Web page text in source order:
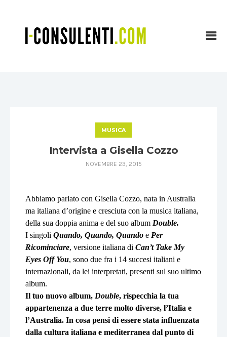
MUSICA
Intervista a Gisella Cozzo
NOVEMBRE 23, 2015
Abbiamo parlato con Gisella Cozzo, nata in Australia
ma italiana d’origine e cresciuta con la musica italiana,
della sua doppia anima e del suo album Double.
I singoli Quando, Quando, Quando e Per
Ricominciare, versione italiana di Can’t Take My
Eyes Off You, sono due fra i 14 succesi italiani e
internazionali, da lei interpretati, presenti sul suo ultimo
album.
Il tuo nuovo album, Double, rispecchia la tua
appartenenza a due terre molto diverse, l’Italia e
l’Australia. In cosa pensi di essere stata influenzata
dalla cultura italiana e mediterranea dal punto di